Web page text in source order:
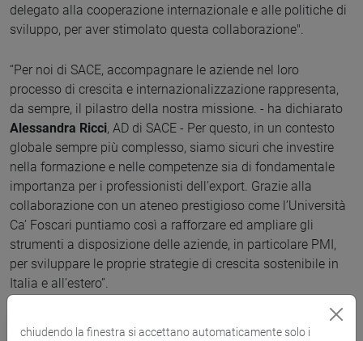
delegato alla cooperazione internazionale e alle politiche di
sviluppo, per aver stimolato questa collaborazione".
“Per noi di SACE, accompagnare le aziende nel loro
processo di crescita e internazionalizzazione rappresenta,
da sempre, il pilastro della nostra missione. - ha dichiarato
Alessandra Ricci, AD di SACE - Per questo, in un contesto
globale sempre più complesso, siamo sicuri che investire
nella formazione e nelle competenze sia di fondamentale
importanza per i professionisti dell’export. Grazie alla
collaborazione con un ateneo prestigioso come l’Università
Ca’ Foscari puntiamo così a rafforzare ed ampliare gli
strumenti a disposizione delle aziende, in particolare PMI,
per sviluppare le proprie strategie di crescita sostenibile in
Italia e all’estero”.
aziende didattica
chiudendo la finestra si accettano automaticamente solo i